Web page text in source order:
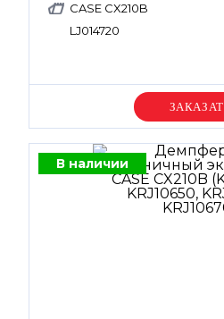
CASE CX210B
LJ014720
Уточняйте
В наличии